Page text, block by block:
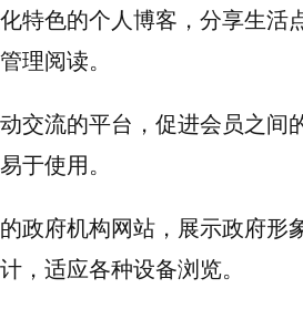
特色的个人博客，分享生活
理阅读。
交流的平台，促进会员之间
于使用。
政府机构网站，展示政府形
，适应各种设备浏览。